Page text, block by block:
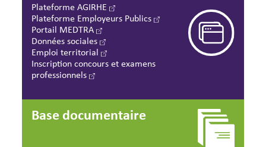
Plateforme AGIRHE
Plateforme Employeurs Publics
Portail MEDTRA
Données sociales
Emploi territorial
Inscription concours et examens
professionnels
Base documentaire